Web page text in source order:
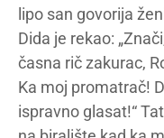
lipo san govorija
Dida je rekao:
časna rič zakurac,
Ka moj promatrač!
ispravno glasat!“